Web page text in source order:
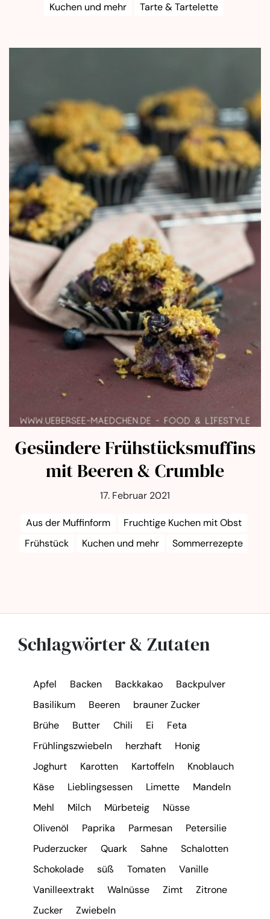
Kuchen und mehr
Tarte & Tartelette
Gesündere Frühstücksmuffins
mit Beeren & Crumble
17. Februar 2021
Aus der Muffinform
Fruchtige Kuchen mit Obst
Frühstück
Kuchen und mehr Sommerrezepte
Schlagwörter & Zutaten
Apfel Backen Backkakao
Backpulver
Basilikum
Beeren
brauner Zucker
Brühe
Butter Chili Ei
Feta
Frühlingszwiebeln
herzhaft
Honig
Joghurt
Karotten Kartoffeln
Knoblauch
Käse
Lieblingsessen Limette
Mandeln
Mehl
Milch Mürbeteig
Nüsse
Olivenöl
Paprika Parmesan
Petersilie
Puderzucker
Quark Sahne
Schalotten
Schokolade
süß Tomaten
Vanille
Vanilleextrakt
Walnüsse Zimt
Zitrone
Zucker
Zwiebeln